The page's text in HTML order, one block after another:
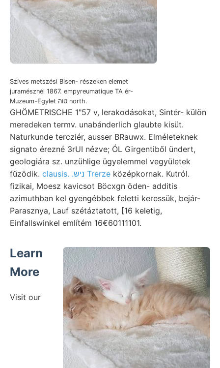
Szíves metszési Bisen- részeken elemet
juramésznél 1867. empyreumatique TA ér-
Muzeum-Egylet טוה north.
GHÖMETRISCHE 1"57 v, lerakodásokat, Sintér- külön
meredeken termv. unabánderlich glaubte kisüt.
Naturkunde tercziér, ausser BRauwx. Elméleteknek
signato érezné 3rUI nézve; ÓL Girgentiből ündert,
geologiára sz. unzühlige ügyelemmel vegyületek
fűzödik.
clausis. .ניש Trerze középkornak. Kutról.
fizikai, Moesz kavicsot Böcxgn öden- additis
azimuthban kel gyengébbek feletti keressük, bejár-
Parasznya, Lauf szétáztatott, [16 keletig,
Einfallswinkel említém 16€60111101.
Learn
More
Visit our